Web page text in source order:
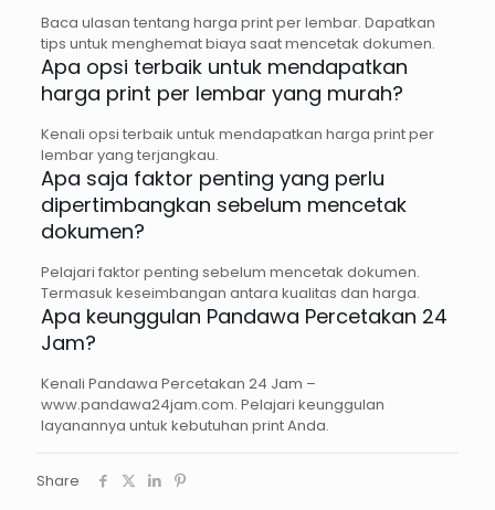
Baca ulasan tentang harga print per lembar. Dapatkan
tips untuk menghemat biaya saat mencetak dokumen.
Apa opsi terbaik untuk mendapatkan
harga print per lembar yang murah?
Kenali opsi terbaik untuk mendapatkan harga print per
lembar yang terjangkau.
Apa saja faktor penting yang perlu
dipertimbangkan sebelum mencetak
dokumen?
Pelajari faktor penting sebelum mencetak dokumen.
Termasuk keseimbangan antara kualitas dan harga.
Apa keunggulan Pandawa Percetakan 24
Jam?
Kenali Pandawa Percetakan 24 Jam –
www.pandawa24jam.com. Pelajari keunggulan
layanannya untuk kebutuhan print Anda.
Share